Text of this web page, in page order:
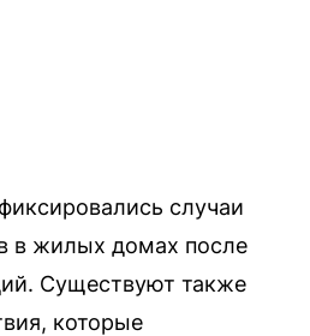
случаи
в жилых домах после
Существуют также
которые